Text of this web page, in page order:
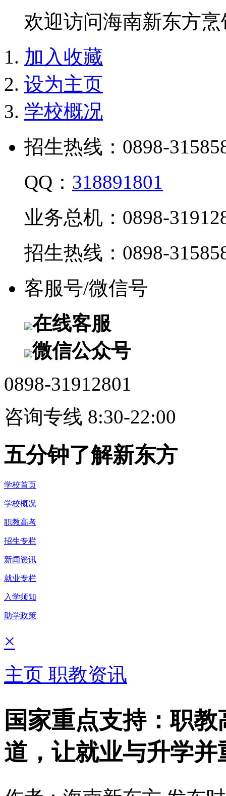
欢迎访问海南新东方
加入收藏
设为主页
学校概况
招生热线：0898-
QQ： 318891801
业务总机：0898-
招生热线：0898-
客服号/微信号
在线客服
微信公众号
0898-31912801
咨询专线 8:30-22:00
五分钟了解新东方
学校首页
学校概况
职教高考
招生专栏
新闻资讯
就业专栏
入学须知
助学政策
×
主页 职教资讯
国家重点支持：职
道，让就业与升学并